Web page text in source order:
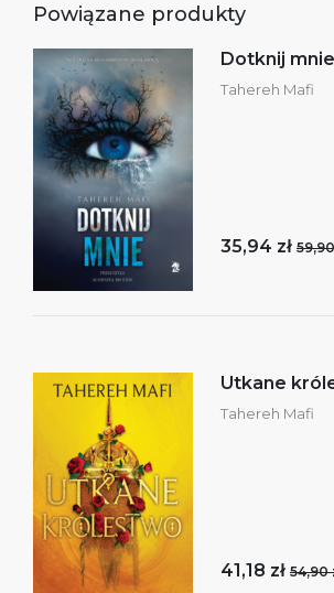
Powiązane produkty
Dotknij
Tahereh Mafi
35,94 zł 59,90
Utkane
Tahereh Mafi
41,18 zł 54,90